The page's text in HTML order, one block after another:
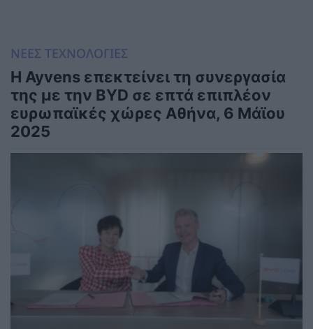
ΝΕΕΣ ΤΕΧΝΟΛΟΓΙΕΣ
Η Ayvens επεκτείνει τη συνεργασία
της με την BYD σε επτά επιπλέον
ευρωπαϊκές χώρες Αθήνα, 6 Μάϊου
2025